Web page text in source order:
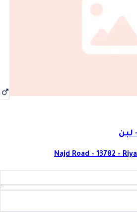
لبن
Najd Road - 13782 -